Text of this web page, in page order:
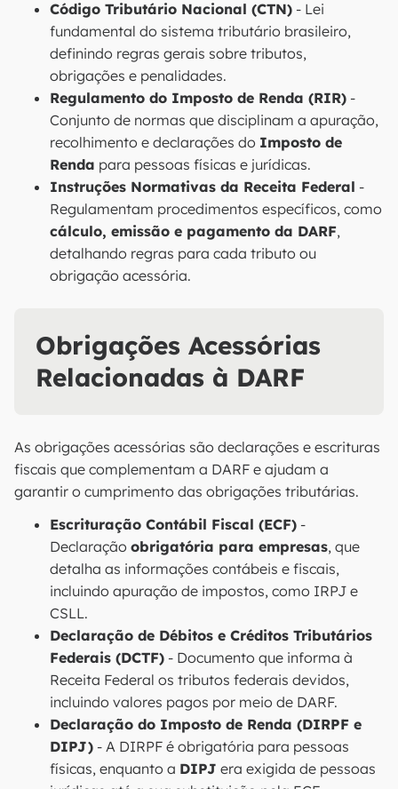
Código Tributário Nacional (CTN) - Lei
fundamental do sistema tributário brasileiro,
definindo regras gerais sobre tributos,
obrigações e penalidades.
Regulamento do Imposto de Renda (RIR) -
Conjunto de normas que disciplinam a apuração,
recolhimento e declarações do Imposto de
Renda para pessoas físicas e jurídicas.
Instruções Normativas da Receita Federal -
Regulamentam procedimentos específicos, como
cálculo, emissão e pagamento da DARF,
detalhando regras para cada tributo ou
obrigação acessória.
Obrigações Acessórias
Relacionadas à DARF
As obrigações acessórias são declarações e escrituras
fiscais que complementam a DARF e ajudam a
garantir o cumprimento das obrigações tributárias.
Escrituração Contábil Fiscal (ECF) -
Declaração obrigatória para empresas, que
detalha as informações contábeis e fiscais,
incluindo apuração de impostos, como IRPJ e
CSLL.
Declaração de Débitos e Créditos Tributários
Federais (DCTF) - Documento que informa à
Receita Federal os tributos federais devidos,
incluindo valores pagos por meio de DARF.
Declaração do Imposto de Renda (DIRPF e
DIPJ) - A DIRPF é obrigatória para pessoas
físicas, enquanto a DIPJ era exigida de pessoas